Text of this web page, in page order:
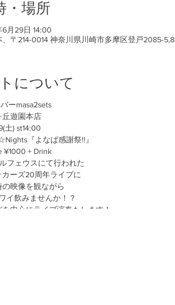
・場所
6月29日 14:00
〒214-0014 神奈川県川崎市多摩区登戸2085-5,8
について
ーmasa2sets
丘遊園本店
土) st14:00
『よなぱ感謝祭!!』
¥1000 + Drink
フェウスにて行われた
カーズ20周年ライブに
の映像を観ながら
イ飲みませんか！？
中心にライブ演奏もします！